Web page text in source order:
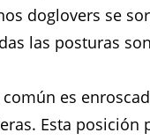
doglovers se
las posturas
es
Esta